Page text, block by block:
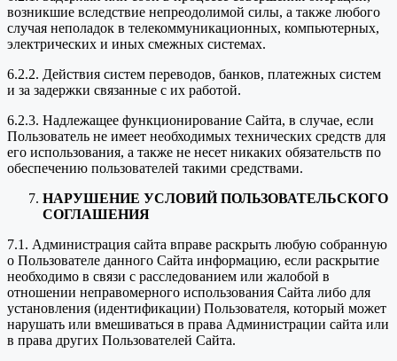
возникшие вследствие непреодолимой силы, а также любого
случая неполадок в телекоммуникационных, компьютерных,
электрических и иных смежных системах.
6.2.2. Действия систем переводов, банков, платежных систем
и за задержки связанные с их работой.
6.2.3. Надлежащее функционирование Сайта, в случае, если
Пользователь не имеет необходимых технических средств для
его использования, а также не несет никаких обязательств по
обеспечению пользователей такими средствами.
НАРУШЕНИЕ УСЛОВИЙ ПОЛЬЗОВАТЕЛЬСКОГО
СОГЛАШЕНИЯ
7.1. Администрация сайта вправе раскрыть любую собранную
о Пользователе данного Сайта информацию, если раскрытие
необходимо в связи с расследованием или жалобой в
отношении неправомерного использования Сайта либо для
установления (идентификации) Пользователя, который может
нарушать или вмешиваться в права Администрации сайта или
в права других Пользователей Сайта.